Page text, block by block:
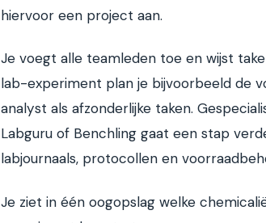
hiervoor een project aan.
Je voegt alle teamleden toe en wijst
lab-experiment plan je bijvoorbeeld de
analyst als afzonderlijke taken.
Labguru of Benchling gaat een stap
labjournaals, protocollen en
Je ziet in één oogopslag welke